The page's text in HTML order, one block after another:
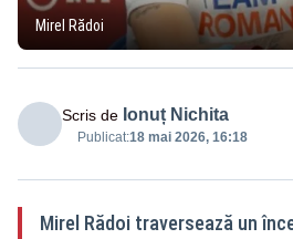
Mirel Rădoi
Scris de Ionuț Nichita
Publicat:18 mai 2026, 16:18
Mirel Rădoi traversează un